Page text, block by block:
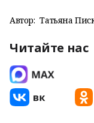
Автор: Татьяна
Читайте нас